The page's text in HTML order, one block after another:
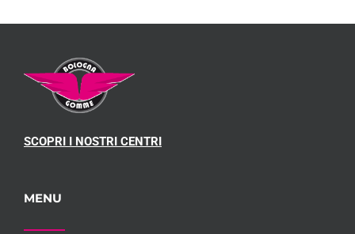
SCOPRI I NOSTRI CENTRI
MENU